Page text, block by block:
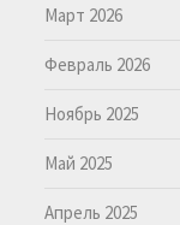
Март 2026
Февраль 2026
Ноябрь 2025
Май 2025
Апрель 2025